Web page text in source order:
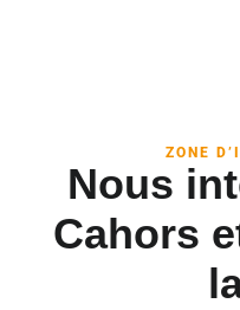
ZONE
Nous
Cahors